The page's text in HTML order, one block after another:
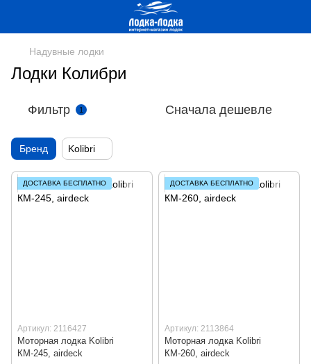
Надувные лодки
Лодки Колибри
Фильтр 1 Сначала дешевле
Бренд Kolibri
ДОСТАВКА БЕСПЛАТНО
Артикул: 2116427
Моторная лодка Kolibri
КМ-245, airdeck
ДОСТАВКА БЕСПЛАТНО
Артикул: 2113864
Моторная лодка Kolibri
КМ-260, airdeck